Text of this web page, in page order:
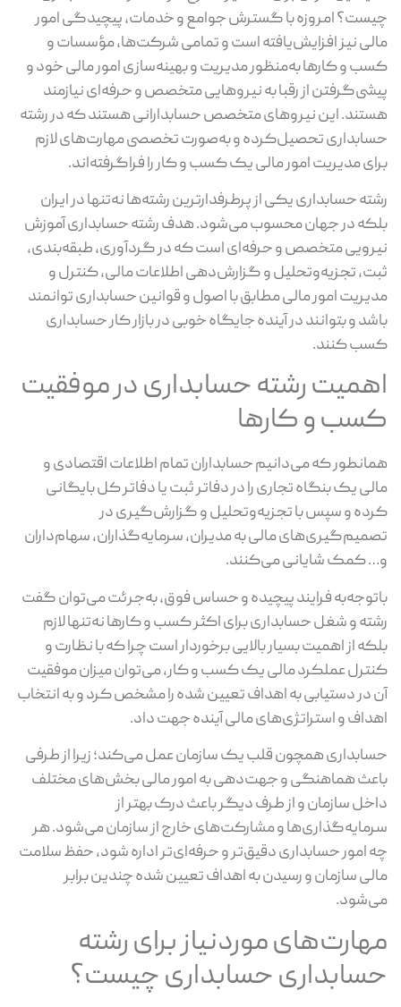
چیست؟ امروزه با گسترش جوامع و خدمات، پیچیدگی امور
مالی نیز افزایش‌یافته است و تمامی شرکت‌ها، مؤسسات و
کسب و کارها به‌منظور مدیریت و بهینه‌سازی امور مالی خود و
پیشی‌گرفتن از رقبا به نیروهایی متخصص و حرفه‌ای نیازمند
هستند. این نیروهای متخصص حسابدارانی هستند که در رشته
حسابداری تحصیل‌کرده و به‌صورت تخصصی مهارت‌های لازم
برای مدیریت امور مالی یک کسب و کار را فراگرفته‌اند.
رشته حسابداری یکی از پرطرفدارترین رشته‌ها نه‌تنها در ایران
بلکه در جهان محسوب می‌شود. هدف رشته حسابداری آموزش
نیرویی متخصص و حرفه‌ای است که در گردآوری، طبقه‌بندی،
ثبت، تجزیه‌وتحلیل و گزارش‌دهی اطلاعات مالی، کنترل و
مدیریت امور مالی مطابق با اصول و قوانین حسابداری توانمند
باشد و بتوانند در آینده جایگاه خوبی در بازار کار حسابداری
کسب کنند.
اهمیت رشته حسابداری در موفقیت
کسب و کارها
همانطور که می‌دانیم حسابداران تمام اطلاعات اقتصادی و
مالی یک بنگاه تجاری را در دفاتر ثبت یا دفاتر کل بایگانی
کرده و سپس با تجزیه‌وتحلیل و گزارش‌گیری در
تصمیم‌گیری‌های مالی به مدیران، سرمایه‌گذاران، سهام‌داران
و… کمک شایانی می‌کنند.
باتوجه‌به فرایند پیچیده و حساس فوق، به‌جرئت می‌توان گفت
رشته و شغل حسابداری برای اکثر کسب و کارها نه‌تنها لازم
بلکه از اهمیت بسیار بالایی برخوردار است چرا که با نظارت و
کنترل عملکرد مالی یک کسب و کار، می‌توان میزان موفقیت
آن در دستیابی به اهداف تعیین شده را مشخص کرد و به انتخاب
اهداف و استراتژی‌های مالی آینده جهت داد.
حسابداری همچون قلب یک سازمان عمل می‌کند؛ زیرا از طرفی
باعث هماهنگی و جهت‌دهی به امور مالی بخش‌های مختلف
داخل سازمان و از طرف دیگر باعث درک بهتر از
سرمایه‌گذاری‌ها و مشارکت‌های خارج از سازمان می‌شود. هر
چه امور حسابداری دقیق‌تر و حرفه‌ای‌تر اداره شود، حفظ سلامت
مالی سازمان و رسیدن به اهداف تعیین شده چندین برابر
می‌شود.
مهارت‌های موردنیاز برای رشته
حسابداری حسابداری چیست؟